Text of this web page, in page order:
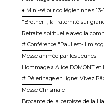
♦ Mini-séjour collégien.nne.s
"Brother ", la fraternité sur
Retraite spirituelle avec la
# Conférence "Paul est-il
Messe animée par les Jeunes
Hommage à Alice DOMONT et
# Pèlerinage en ligne: Vivez
Messe Chrismale
Brocante de la paroisse de la